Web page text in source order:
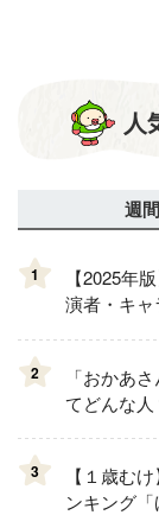
人
週間
1
【2025年
演者・キ
2
「おかあ
てどんな
3
【１歳む
ンキング